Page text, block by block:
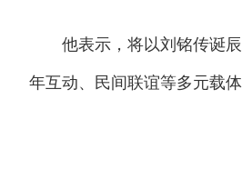
他表示，将以刘铭传诞辰
年互动、民间联谊等多元载